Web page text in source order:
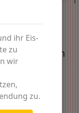
und ihre
ihre
und ihnen
schicken
ihr Eis-
zu
wir
zu.